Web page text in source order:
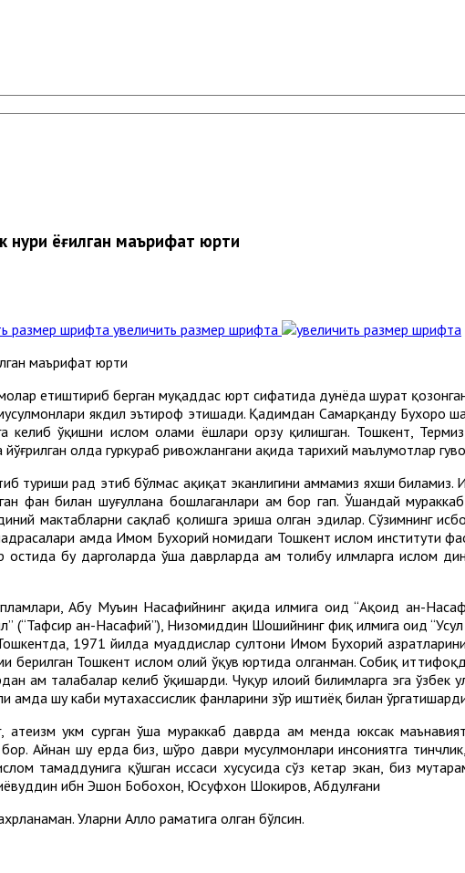
ёғилган маърифат юрти
увеличить размер шрифта
етиштириб берган муқаддас юрт сифатида дунёда шуҳрат
якдил эътироф этишади. Қадимдан Самарқанду Бухоро
келиб ўқишни ислом олами ёшлари орзу қилишган. Тошкент,
ҳолда гуркураб ривожлангани ҳақида тарихий маълумотлар
туриши рад этиб бўлмас ҳақиқат эканлигини ҳаммамиз яхши
фан билан шуғуллана бошлаганлари ҳам бор гап. Ўшандай мураккаб
мактабларни сақлаб қолишга эриша олган эдилар. Сўзимнинг
ҳамда Имом Бухорий номидаги Тошкент ислом институти
бу даргоҳларда ўша даврларда ҳам толибу илмларга ислом
Абу Муъин Насафийнинг ақида илмига оид “Ақоид ан-
(“Тафсир ан-Насафий”), Низомиддин Шошийнинг фиқҳ илмига оид
1971 йилда муҳаддислар султони Имом Бухорий
Тошкент ислом олий ўқув юртида олганман. Собиқ
ҳам талабалар келиб ўқишарди. Чуқур илоҳий билимларга эга ўзбек
ҳамда шу каби мутахассислик фанларини зўр иштиёқ билан
ҳукм сурган ўша мураккаб даврда ҳам менда юксак маънавият,
бор. Айнан шу ерда биз, шўро даври мусулмонлари инсониятга
тамаддунига қўшган ҳиссаси хусусида сўз кетар экан, биз
ибн Эшон Бобохон, Юсуфхон Шокиров, Абдулғани
Уларни Аллоҳ раҳматига олган бўлсин.